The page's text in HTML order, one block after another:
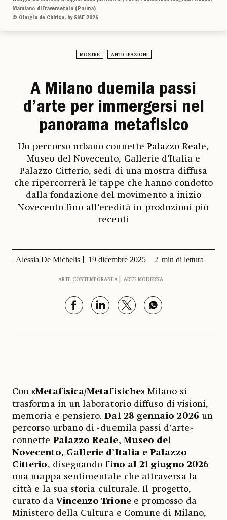
Mamiano di Traversetolo (Parma)
© Giorgio de Chirico, by SIAE 2026
MOSTRE ANTICIPAZIONI
A Milano duemila passi
d’arte per immergersi nel
panorama metafisico
Un percorso urbano connette Palazzo Reale,
Museo del Novecento, Gallerie d’Italia e
Palazzo Citterio, sedi di una mostra diffusa
che ripercorrerà le tappe che hanno condotto
dalla fondazione del movimento a inizio
Novecento fino all’eredità in produzioni più
recenti
Alessia De Michelis 19 dicembre 2025 2' min di lettura
ARTE CONTEMPORANEA ARTE MODERNA
Con«Metafisica/Metafisiche»Milano si
trasforma in un laboratorio diffuso di visioni,
memoria e pensiero.Dal 28 gennaio 2026 un
percorso urbano di «duemila passi d’arte»
connette Palazzo Reale, Museo del
Novecento, Gallerie d’Italia e Palazzo
Citterio, disegnandofino al 21 giugno 2026
una mappa sentimentale che attraversa la
città e la sua storia culturale. Il progetto,
curato daVincenzo Trionee promosso da
Ministero della Cultura e Comune di Milano,